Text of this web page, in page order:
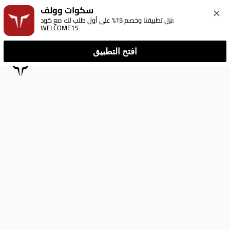
سكوات وولف
نزل تطبيقنا وخصم 15% على أول طلب لك مع كود:
WELCOME15
افتح التطبيق